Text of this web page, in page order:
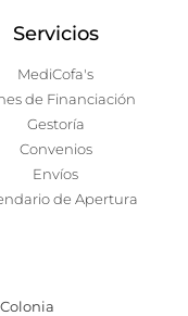
Servicios
MediCofa's
de Financiación
Gestoría
Convenios
Envíos
de Apertura